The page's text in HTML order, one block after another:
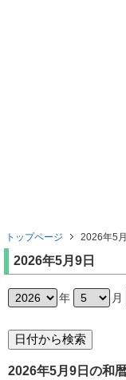
トップページ 2026年5
2026年5月9日
年 月
2026年5月9日の和